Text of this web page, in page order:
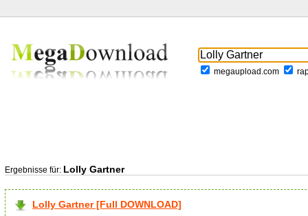
megaupload.com
Ergebnisse für: Lolly Gartner
Lolly Gartner [Full DOWNLOAD]